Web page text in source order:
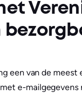
een van de
e-